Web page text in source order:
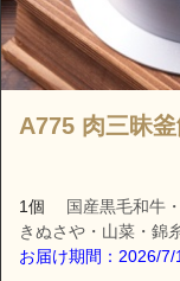
A775 肉三昧釜
1個
国産黒毛和牛
きぬさや・山菜・錦
お届け期間：2026/7/